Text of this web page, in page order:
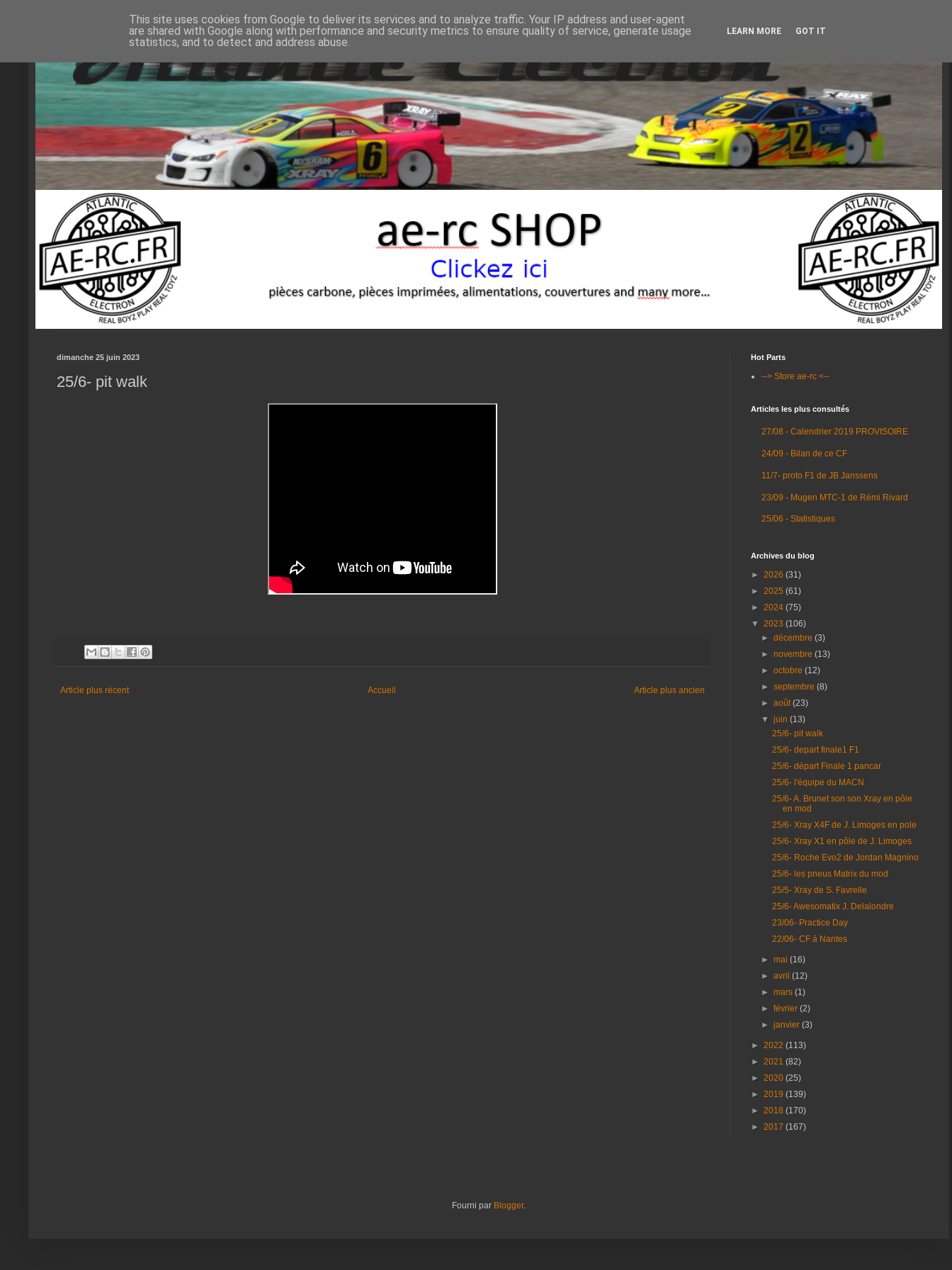
dimanche 25 juin 2023
25/6- pit walk
Article plus récent Article plus ancien
Accueil
Hot Parts
--> Store ae-rc <--
Articles les plus consultés
27/08 - Calendrier 2019 PROVISOIRE
24/09 - Bilan de ce CF
11/7- proto F1 de JB Janssens
23/09 - Mugen MTC-1 de Rémi Rivard
25/06 - Statistiques
Archives du blog
► 2026 (31)
► 2025 (61)
► 2024 (75)
▼ 2023 (106)
►décembre(3)
►novembre(13)
►octobre(12)
►septembre(8)
►août(23)
▼juin(13)
25/6- pit walk
25/6- depart finale1 F1
25/6- départ Finale 1 pancar
25/6- l'équipe du MACN
25/6- A. Brunet son son Xray en pôle
en mod
25/6- Xray X4F de J. Limoges en pole
25/6- Xray X1 en pôle de J. Limoges
25/6- Roche Evo2 de Jordan Magnino
25/6- les pneus Matrix du mod
25/5- Xray de S. Favrelle
25/6- Awesomatix J. Delalondre
23/06- Practice Day
22/06- CF à Nantes
►mai(16)
►avril(12)
►mars(1)
►février(2)
►janvier(3)
► 2022 (113)
► 2021 (82)
► 2020 (25)
► 2019 (139)
► 2018 (170)
► 2017 (167)
Fourni par Blogger.
This site uses cookies from Google to deliver its services and to analyze traffic. Your IP address and user-agent
are shared with Google along with performance and security metrics to ensure quality of service, generate usage
statistics, and to detect and address abuse.
LEARN MORE GOT IT